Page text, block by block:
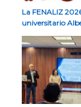
La FENALIZ
universitario